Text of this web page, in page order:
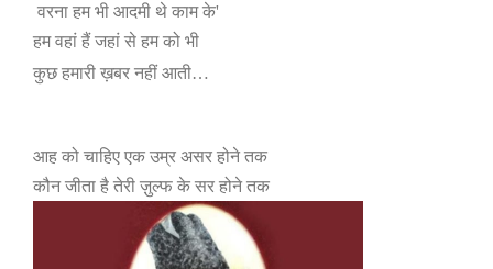
वरना हम भी आदमी थे काम के'
हम वहां हैं जहां से हम को भी
कुछ हमारी ख़बर नहीं आती…
आह को चाहिए एक उम्र असर होने तक
कौन जीता है तेरी ज़ुल्फ के सर होने तक